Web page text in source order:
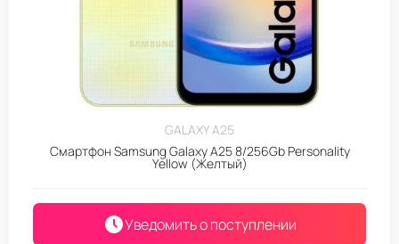
GALAXY A25
Смартфон Samsung Galaxy A25 8/256Gb Personality
Yellow (Желтый)
Уведомить о поступлении